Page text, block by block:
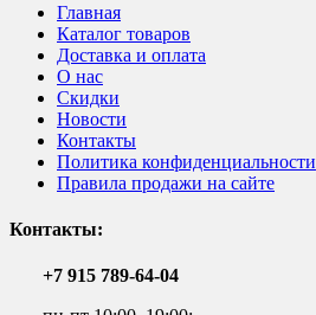
Главная
Каталог товаров
Доставка и оплата
О нас
Скидки
Новости
Контакты
Политика конфиденциальности
Правила продажи на сайте
Контакты:
+7 915 789-64-04